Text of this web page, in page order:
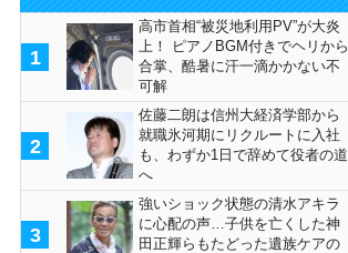
1
高市首相“被災地利用PV”が大炎
上！ ピアノBGM付きでヘリから
合掌、酷暑に汗一滴かかない不
可解
2
佐藤二朗は信州大経済学部から
就職氷河期にリクルートに入社
も、わずか1日で辞めて役者の道
へ
3
強いショック状態の清水アキラ
に心配の声…子供を亡くした神
田正輝らもたどった遺族ケアの